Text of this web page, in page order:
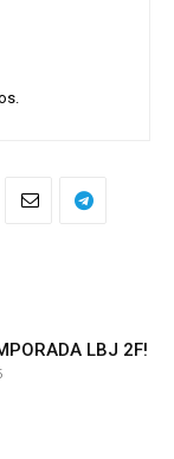
LBJ 2F!